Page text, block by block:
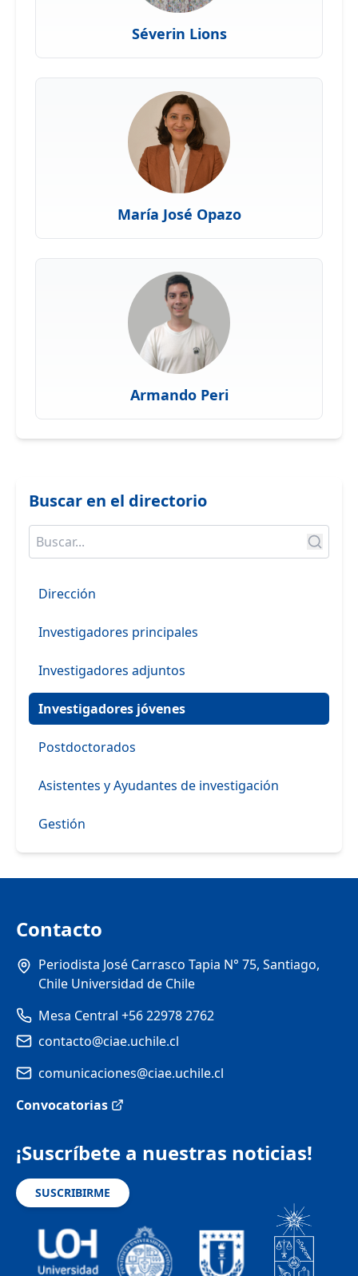
Séverin Lions
María José Opazo
Armando Peri
Buscar en el directorio
Dirección
Investigadores principales
Investigadores adjuntos
Investigadores jóvenes
Postdoctorados
Asistentes y Ayudantes de investigación
Gestión
Contacto
Periodista José Carrasco Tapia N° 75, Santiago,
Chile Universidad de Chile
Mesa Central +56 22978 2762
contacto@ciae.uchile.cl
comunicaciones@ciae.uchile.cl
Convocatorias
¡Suscríbete a nuestras noticias!
SUSCRIBIRME